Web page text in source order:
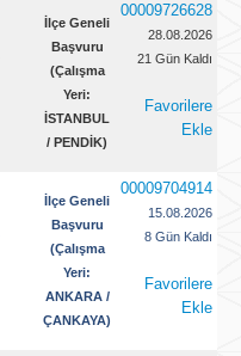
İlçe Geneli
Başvuru
(Çalışma
Yeri:
İSTANBUL
/ PENDİK)
00009726628
28.08.2026
21 Gün Kaldı
Favorilere
Ekle
İlçe Geneli
Başvuru
(Çalışma
Yeri:
ANKARA /
ÇANKAYA)
00009704914
15.08.2026
8 Gün Kaldı
Favorilere
Ekle